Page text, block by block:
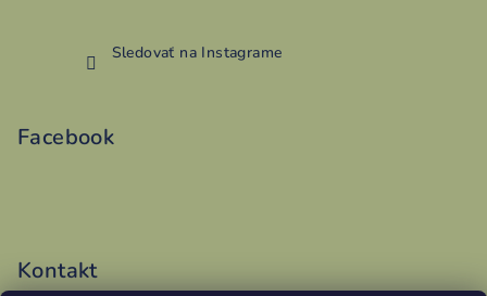
Sledovať na Instagrame
Facebook
Kontakt